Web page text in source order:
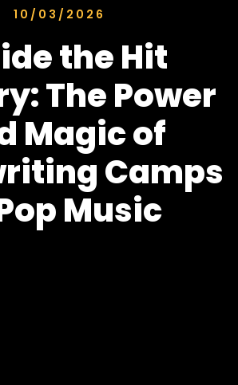
10/03/2026
the Hit
The Power
Magic of
Camps
Music